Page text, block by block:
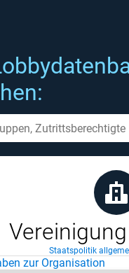
Staatspolitik
zur Organisation